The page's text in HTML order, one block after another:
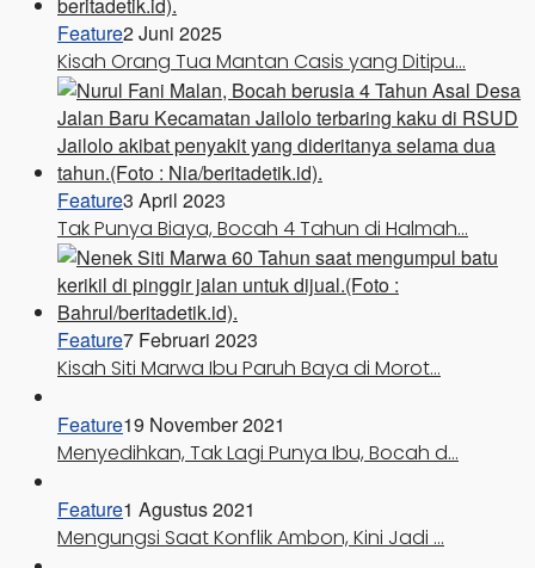
Feature2 Juni 2025
Kisah Orang Tua Mantan Casis yang Ditipu…
Feature3 April 2023
Tak Punya Biaya, Bocah 4 Tahun di Halmah…
Feature7 Februari 2023
Kisah Siti Marwa Ibu Paruh Baya di Morot…
Feature19 November 2021
Menyedihkan, Tak Lagi Punya Ibu, Bocah d…
Feature1 Agustus 2021
Mengungsi Saat Konflik Ambon, Kini Jadi …